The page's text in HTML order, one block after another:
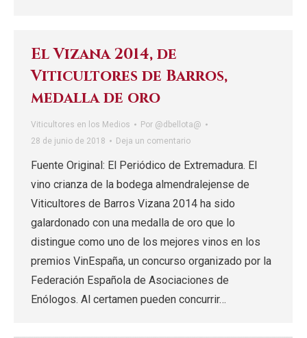
El Vizana 2014, de
Viticultores de Barros,
medalla de oro
Viticultores en los Medios Por @dbellota@
28 de junio de 2018
Deja un comentario
Fuente Original: El Periódico de Extremadura. El
vino crianza de la bodega almendralejense de
Viticultores de Barros Vizana 2014 ha sido
galardonado con una medalla de oro que lo
distingue como uno de los mejores vinos en los
premios VinEspaña, un concurso organizado por la
Federación Española de Asociaciones de
Enólogos. Al certamen pueden concurrir…